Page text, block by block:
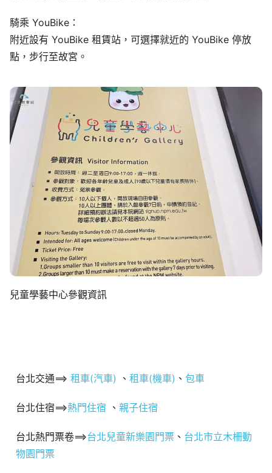
騎乘 YouBike：
附近設有 YouBike 租賃站，可選擇就近的 YouBike 停放
點，步行至故宮。
兒童學藝中心參觀資訊
台北交通==> 租車(汽車) 、 租車(機車) 、 包車
台北住宿==>熱門住宿 、 親子住宿
台北熱門票卷==>台北兒童新樂園門票 、 台北市立木柵動
物園門票